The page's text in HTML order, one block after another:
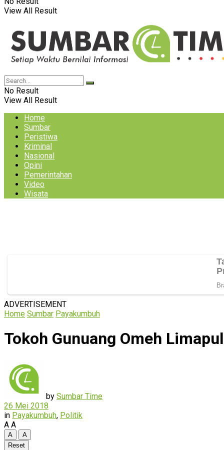
View All Result
No Result
View All Result
Home
Sumbar
Peristiwa
Kriminal
Nasional
Opini
Pemerintahan
Video
Wisata
ADVERTISEMENT
Home Sumbar Payakumbuh
Tokoh Gunuang Omeh
by Sumbar Time
26 Mei 2018
in Payakumbuh, Politik
A A
A
A
Reset